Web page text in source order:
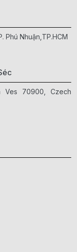
Phú Nhuận,TP.HCM
Ves 70900, Czech